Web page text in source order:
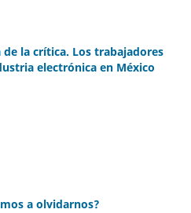
la crítica. Los trabajadores
electrónica en México
a olvidarnos?